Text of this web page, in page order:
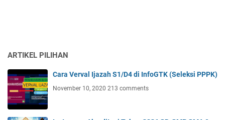
ARTIKEL PILIHAN
Cara Verval Ijazah S1/D4 di InfoGTK (Seleksi PPPK)
November 10, 2020 213 comments